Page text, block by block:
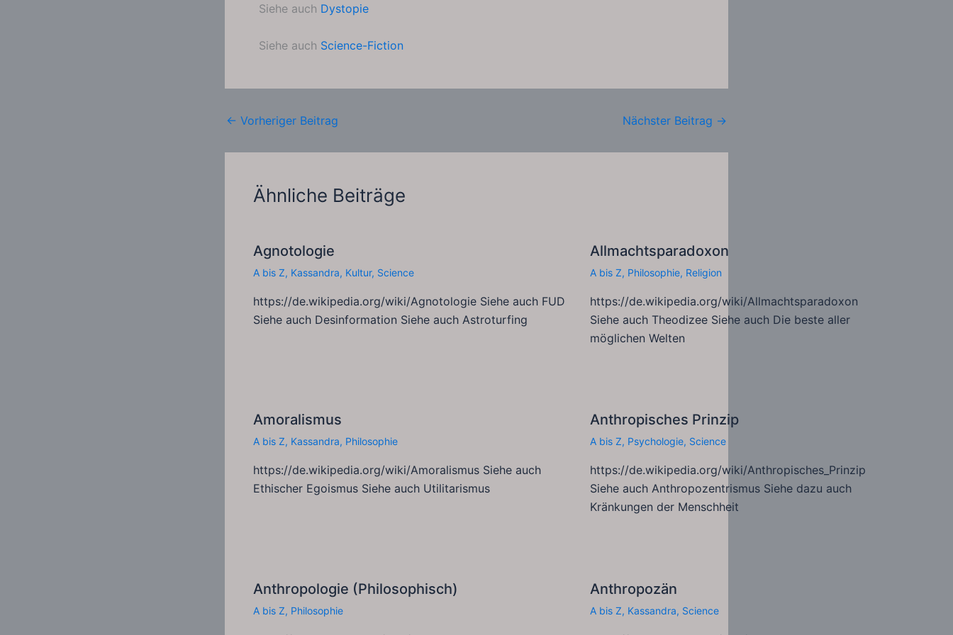
Siehe auch Dystopie
Siehe auch Science-Fiction
← Vorheriger Beitrag Nächster Beitrag →
Ähnliche Beiträge
Agnotologie
A bis Z, Kassandra, Kultur, Science
https://de.wikipedia.org/wiki/Agnotologie Siehe auch FUD
Siehe auch Desinformation Siehe auch Astroturfing
Allmachtsparadoxon
A bis Z, Philosophie, Religion
https://de.wikipedia.org/wiki/Allmachtsparadoxon
Siehe auch Theodizee Siehe auch Die beste aller
möglichen Welten
Amoralismus
A bis Z, Kassandra, Philosophie
https://de.wikipedia.org/wiki/Amoralismus Siehe auch
Ethischer Egoismus Siehe auch Utilitarismus
Anthropisches Prinzip
A bis Z, Psychologie, Science
https://de.wikipedia.org/wiki/Anthropisches_Prinzip
Siehe auch Anthropozentrismus Siehe dazu auch
Kränkungen der Menschheit
Anthropologie (Philosophisch)
A bis Z, Philosophie
Anthropozän
A bis Z, Kassandra, Science